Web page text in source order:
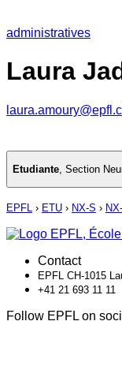
administratives
Laura
Etudiante, Section
EPFL › ETU › NX-S ›
Contact
EPFL CH-1015
+41 21 693 11 11
Follow EPFL on